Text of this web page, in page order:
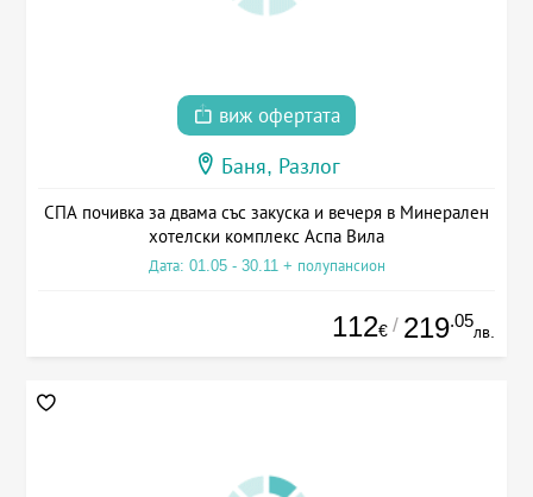
виж офертата
Баня, Разлог
СПА почивка за двама със закуска и вечеря в Минерален
хотелски комплекс Аспа Вила
Дата: 01.05 - 30.11 + полупансион
112€ / 219.05
лв.